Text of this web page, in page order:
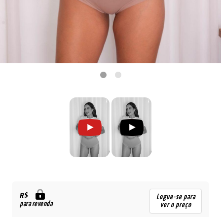
R$
para revenda
Logue-se para
ver o preço